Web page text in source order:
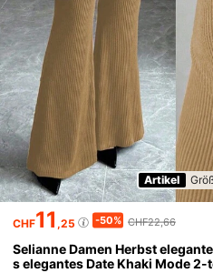
Artikel
CHF11 ,25 -50% CHF22,66
Selianne Damen Herbst
s elegantes Date Khaki Mode 2-